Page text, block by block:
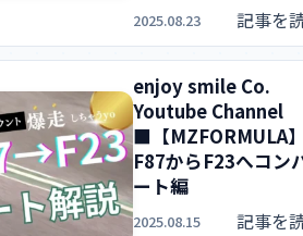
2025.08.23 記事を
enjoy smile Co.
Youtube Channel
■【MZFORMULA
F87からF23へコン
ート編
2025.08.15 記事を